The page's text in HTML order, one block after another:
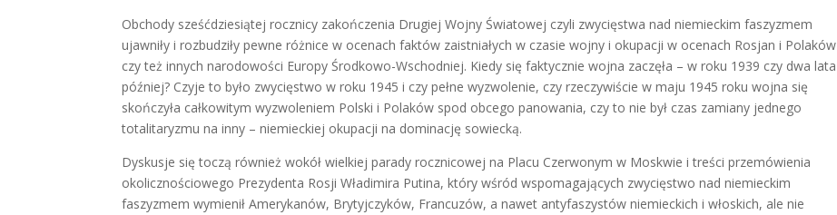
Obchody sześćdziesiątej rocznicy zakończenia Drugiej Wojny Światowej czyli zwycięstwa nad niemieckim faszyzmem
ujawniły i rozbudziły pewne różnice w ocenach faktów zaistniałych w czasie wojny i okupacji w ocenach Rosjan i Polaków
czy też innych narodowości Europy Środkowo-Wschodniej. Kiedy się faktycznie wojna zaczęła – w roku 1939 czy dwa lata
później? Czyje to było zwycięstwo w roku 1945 i czy pełne wyzwolenie, czy rzeczywiście w maju 1945 roku wojna się
skończyła całkowitym wyzwoleniem Polski i Polaków spod obcego panowania, czy to nie był czas zamiany jednego
totalitaryzmu na inny – niemieckiej okupacji na dominację sowiecką.
Dyskusje się toczą również wokół wielkiej parady rocznicowej na Placu Czerwonym w Moskwie i treści przemówienia
okolicznościowego Prezydenta Rosji Władimira Putina, który wśród wspomagających zwycięstwo nad niemieckim
faszyzmem wymienił Amerykanów, Brytyjczyków, Francuzów, a nawet antyfaszystów niemieckich i włoskich, ale nie